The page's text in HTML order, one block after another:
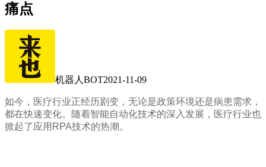
痛点
机器人BOT2021-11-09
如今，医疗行业正经历剧变，无论是政策环境还是病患需求，
都在快速变化。随着智能自动化技术的深入发展，医疗行业也
掀起了应用RPA技术的热潮。